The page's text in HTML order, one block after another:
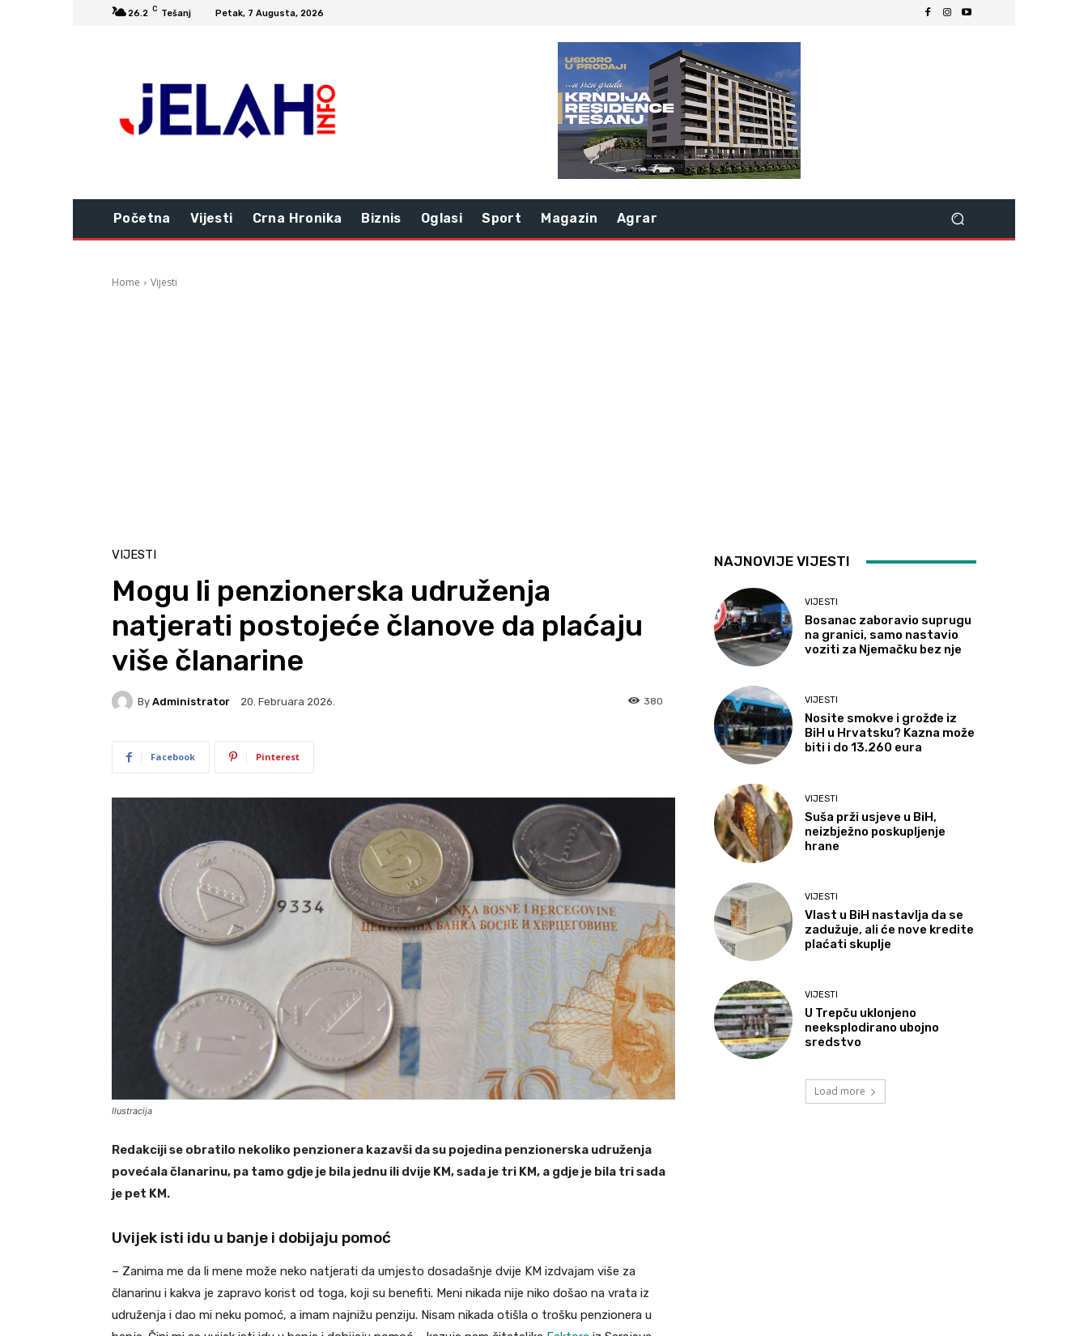
26.2 C Tešanj Petak, 7 Augusta, 2026
Početna Vijesti Crna Hronika Biznis Oglasi Sport Magazin Agrar
Home Vijesti
VIJESTI
Mogu li penzionerska udruženja
natjerati postojeće članove da plaćaju
više članarine
By Administrator 20. Februara 2026. 380
Facebook Pinterest
Ilustracija
Redakciji se obratilo nekoliko penzionera kazavši da su pojedina penzionerska udruženja
povećala članarinu, pa tamo gdje je bila jednu ili dvije KM, sada je tri KM, a gdje je bila tri sada
je pet KM.
Uvijek isti idu u banje i dobijaju pomoć
– Zanima me da li mene može neko natjerati da umjesto dosadašnje dvije KM izdvajam više za
članarinu i kakva je zapravo korist od toga, koji su benefiti. Meni nikada nije niko došao na vrata iz
udruženja i dao mi neku pomoć, a imam najnižu penziju. Nisam nikada otišla o trošku penzionera u
NAJNOVIJE VIJESTI
VIJESTI
Bosanac zaboravio suprugu
na granici, samo nastavio
voziti za Njemačku bez nje
VIJESTI
Nosite smokve i grožđe iz
BiH u Hrvatsku? Kazna može
biti i do 13.260 eura
VIJESTI
Suša prži usjeve u BiH,
neizbježno poskupljenje
hrane
VIJESTI
Vlast u BiH nastavlja da se
zadužuje, ali će nove kredite
plaćati skuplje
VIJESTI
U Trepču uklonjeno
neeksplodirano ubojno
sredstvo
Load more